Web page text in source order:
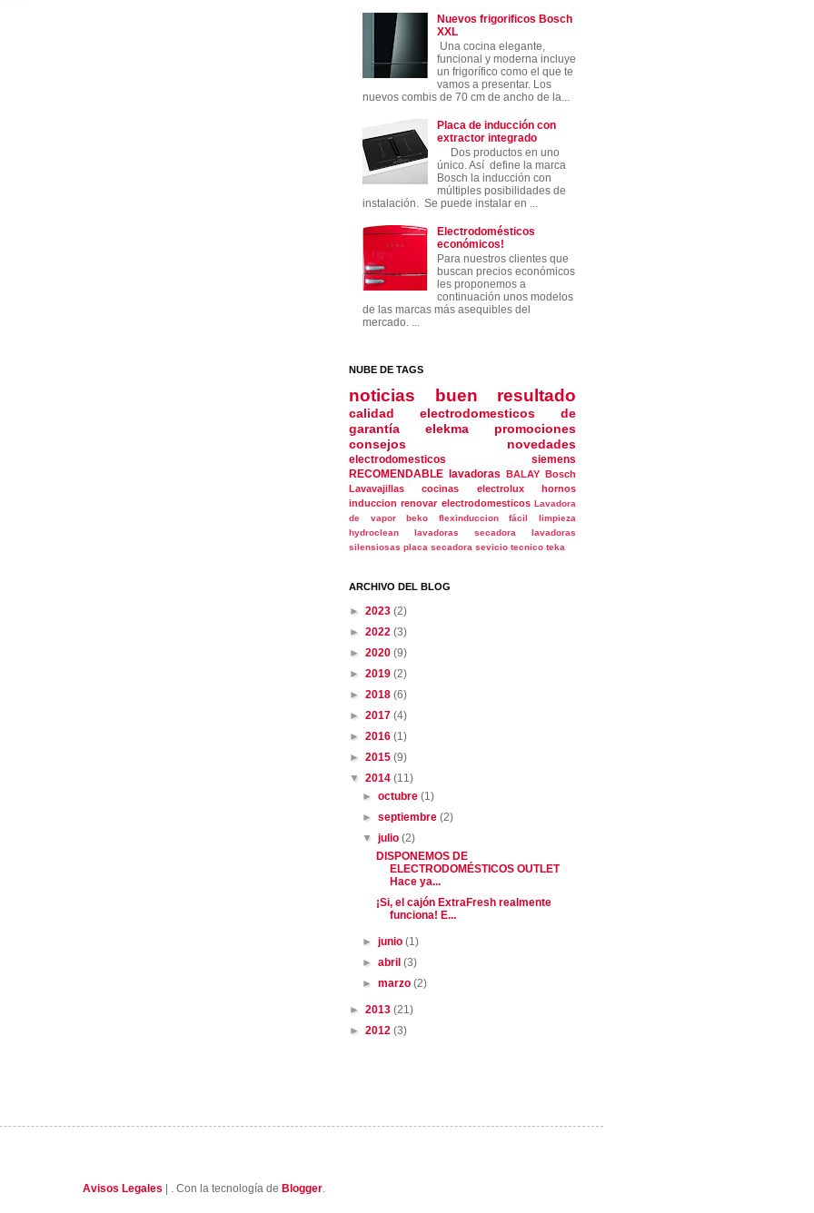
Nuevos frigorificos Bosch
XXL
Una cocina elegante,
funcional y moderna incluye
un frigorífico como el que te
vamos a presentar. Los
nuevos combis de 70 cm de ancho de la...
Placa de inducción con
extractor integrado
Dos productos en uno
único. Así define la marca
Bosch la inducción con
múltiples posibilidades de
instalación. Se puede instalar en ...
Electrodomésticos
económicos!
Para nuestros clientes que
buscan precios económicos
les proponemos a
continuación unos modelos
de las marcas más asequibles del
mercado. ...
NUBE DE TAGS
noticias buen resultado
calidad
electrodomesticos de
garantía
elekma
promociones
consejos
novedades
electrodomesticos
siemens
RECOMENDABLE lavadoras BALAY Bosch
Lavavajillas
cocinas electrolux
hornos
induccion renovar electrodomesticos Lavadora
de vapor
beko flexinduccion
fácil limpieza
hydroclean
lavadoras secadora
lavadoras
silensiosas placa secadora sevicio tecnico teka
ARCHIVO DEL BLOG
► 2023 (2)
► 2022 (3)
► 2020 (9)
► 2019 (2)
► 2018 (6)
► 2017 (4)
► 2016 (1)
► 2015 (9)
▼ 2014 (11)
►octubre(1)
►septiembre(2)
▼julio(2)
DISPONEMOS DE
ELECTRODOMÉSTICOS OUTLET
Hace ya...
¡Si, el cajón ExtraFresh realmente
funciona! E...
►junio(1)
►abril(3)
►marzo(2)
► 2013 (21)
► 2012 (3)
Avisos Legales | . Con la tecnología de Blogger.